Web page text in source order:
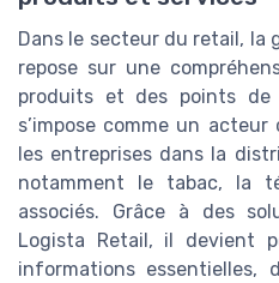
Dans le secteur du retail, la
repose sur une
produits et des points de
s’impose comme un
les entreprises dans la
notamment le tabac, la
associés. Grâce à des
Logista Retail, il devient
informations essentielles,